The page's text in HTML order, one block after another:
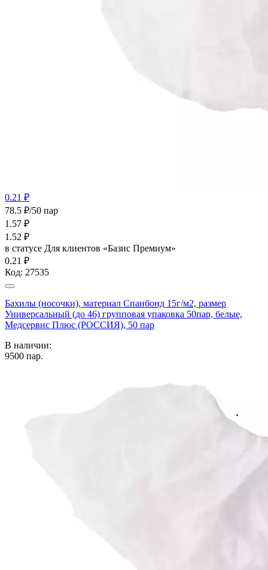
0.21 ₽
78.5 ₽/50 пар
1.57 ₽
1.52 ₽
в статусе Для клиентов «Базис Премиум»
0.21 ₽
Код: 27535
Бахилы (носочки), материал Спанбонд 15г/м2, размер
Универсальный (до 46) групповая упаковка 50пар, белые,
Медсервис Плюс (РОССИЯ), 50 пар
В наличии:
9500 пар.